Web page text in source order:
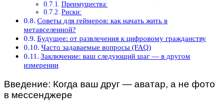
Преимущества:
Риски:
Советы для геймеров: как начать жить в
метавселенной?
Будущее: от развлечения к цифровому гражданству
Часто задаваемые вопросы (FAQ)
Заключение: ваш следующий шаг — в другом
измерении
Введение: Когда ваш друг — аватар, а не фото
в мессенджере